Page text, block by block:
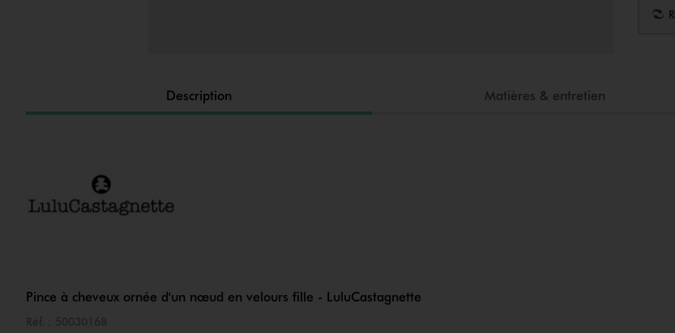
Description Matières & entretien
Pince à cheveux ornée d'un nœud en velours fille - LuluCastagnette